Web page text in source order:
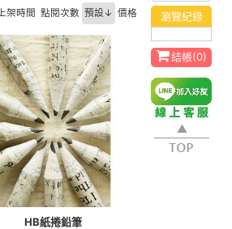
瀏覽紀錄
結帳(0)
上架時間 點閱次數 預設↓ 價格
HB紙捲鉛筆